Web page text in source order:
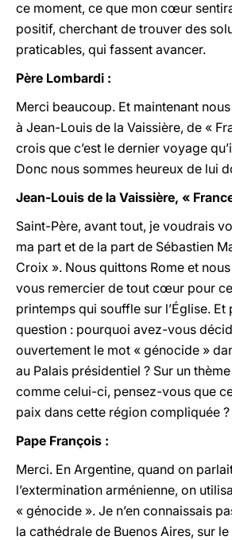
ce moment, ce que mon cœur
positif, cherchant de trouver des
praticables, qui fassent avancer.
Père Lombardi :
Merci beaucoup. Et maintenant
à Jean-Louis de la Vaissière, de «
crois que c’est le dernier voyage
Donc nous sommes heureux de lui
Jean-Louis de la Vaissière, «
Saint-Père, avant tout, je voudrais
ma part et de la part de Sébastien
Croix ». Nous quittons Rome et
vous remercier de tout cœur pour
printemps qui souffle sur l’Église. Et
question : pourquoi avez-vous
ouvertement le mot « génocide »
au Palais présidentiel ? Sur un
comme celui-ci, pensez-vous que
paix dans cette région compliquée ?
Pape François :
Merci. En Argentine, quand on
l’extermination arménienne, on
« génocide ». Je n’en connaissais
la cathédrale de Buenos Aires, sur